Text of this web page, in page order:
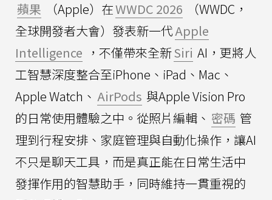
蘋果 （Apple）在WWDC 2026
（WWDC，
全球開發者大會）發表新一代Apple
Intelligence ，不僅帶來全新Siri AI，更將人
工智慧深度整合至iPhone、iPad、Mac、
Apple Watch、 AirPods 與Apple Vision Pro
的日常使用體驗之中。從照片編輯、 密碼 管
理到行程安排、家庭管理與自動化操作，讓AI
不只是聊天工具，而是真正能在日常生活中
發揮作用的智慧助手，同時維持一貫重視的